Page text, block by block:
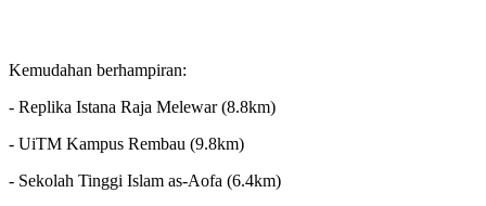
Kemudahan berhampiran:
- Replika Istana Raja Melewar (8.8km)
- UiTM Kampus Rembau (9.8km)
- Sekolah Tinggi Islam as-Aofa (6.4km)